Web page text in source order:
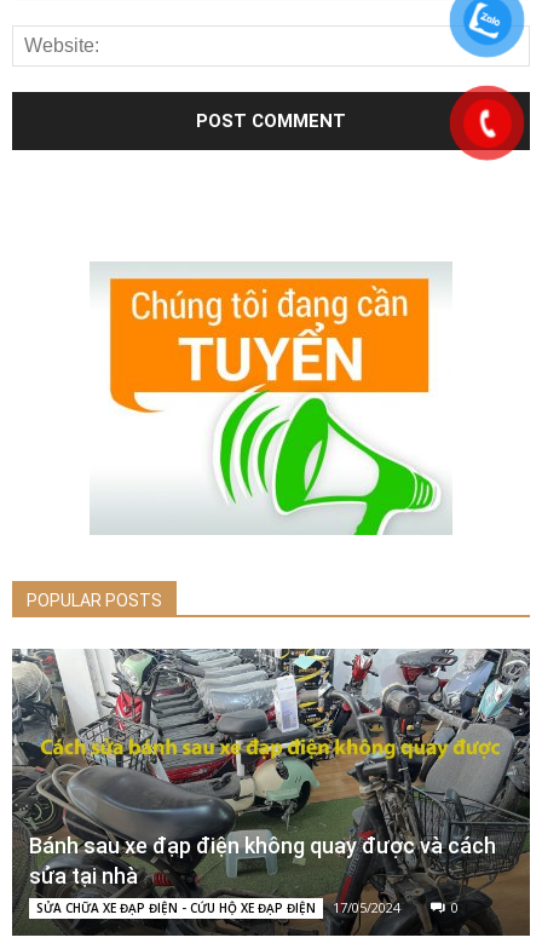
POPULAR POSTS
Bánh sau xe đạp điện không quay được và cách
sửa tại nhà
SỬA CHỮA XE ĐẠP ĐIỆN - CỨU HỘ XE ĐẠP ĐIỆN 17/05/2024 0